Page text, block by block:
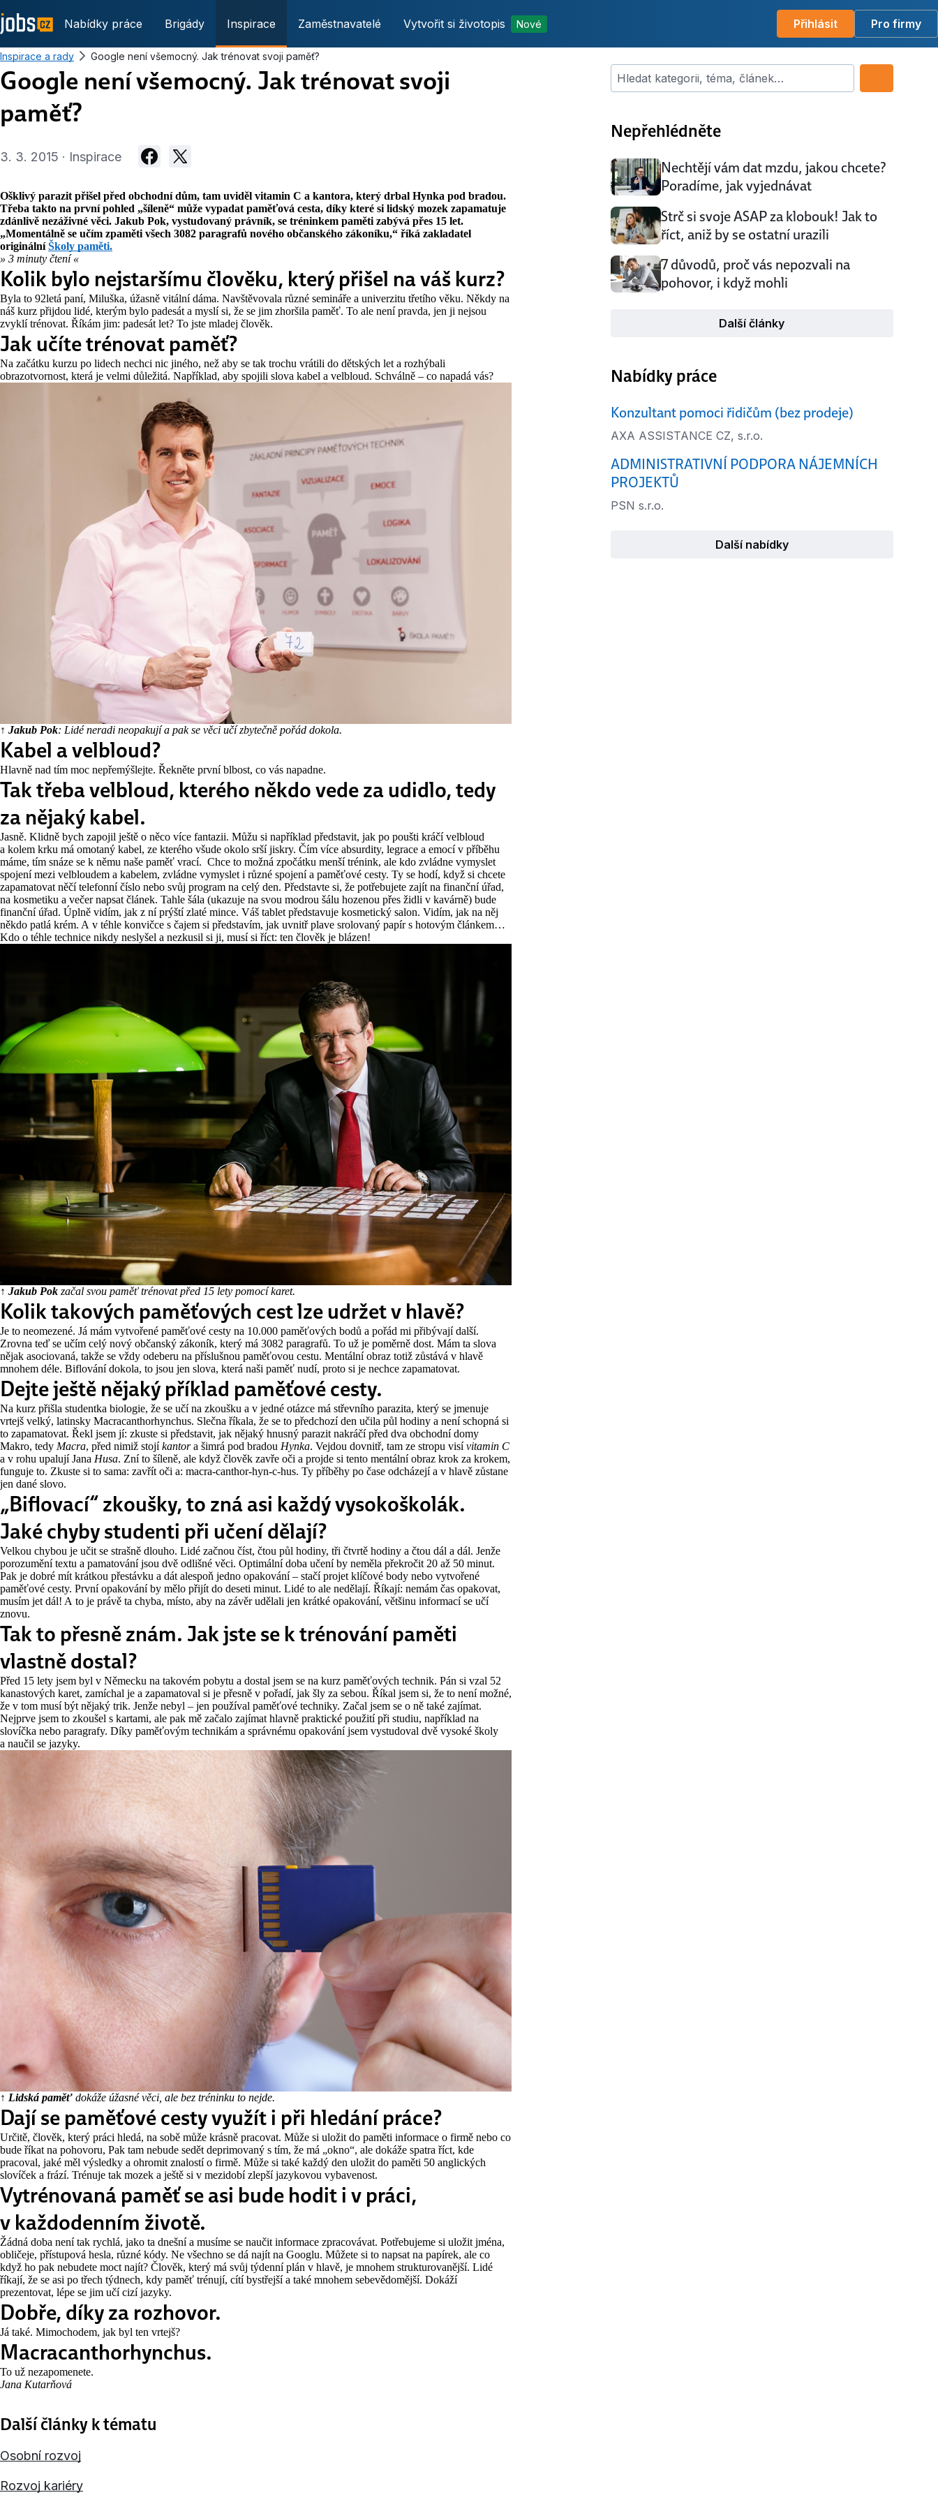
Nabídky práce Brigády Inspirace Zaměstnavatelé Vytvořit si životopis Nové Přihlásit Pro firmy
Inspirace a rady Google není všemocný. Jak trénovat svoji paměť?
Google není všemocný. Jak trénovat svoji
paměť?
3. 3. 2015 · Inspirace
Ošklivý parazit přišel před obchodní dům, tam uviděl vitamin C a kantora, který drbal Hynka pod bradou.
Třeba takto na první pohled „šíleně“ může vypadat paměťová cesta, díky které si lidský mozek zapamatuje
zdánlivě nezáživné věci. Jakub Pok, vystudovaný právník, se tréninkem paměti zabývá přes 15 let.
„Momentálně se učím zpaměti všech 3082 paragrafů nového občanského zákoníku,“ říká zakladatel
originálníŠkoly paměti.
» 3 minuty čtení «
Kolik bylo nejstaršímu člověku, který přišel na váš kurz?
Byla to 92letá paní, Miluška, úžasně vitální dáma. Navštěvovala různé semináře a univerzitu třetího věku. Někdy na
náš kurz přijdou lidé, kterým bylo padesát a myslí si, že se jim zhoršila paměť. To ale není pravda, jen ji nejsou
zvyklí trénovat. Říkám jim: padesát let? To jste mladej člověk.
Jak učíte trénovat paměť?
Na začátku kurzu po lidech nechci nic jiného, než aby se tak trochu vrátili do dětských let a rozhýbali
obrazotvornost, která je velmi důležitá. Například, aby spojili slova kabel a velbloud. Schválně – co napadá vás?
↑ Jakub Pok: Lidé neradi neopakují a pak se věci učí zbytečně pořád dokola.
Kabel a velbloud?
Hlavně nad tím moc nepřemýšlejte. Řekněte první blbost, co vás napadne.
Tak třeba velbloud, kterého někdo vede za udidlo, tedy
za nějaký kabel.
Jasně. Klidně bych zapojil ještě o něco více fantazii. Můžu si například představit, jak po poušti kráčí velbloud
a kolem krku má omotaný kabel, ze kterého všude okolo srší jiskry. Čím více absurdity, legrace a emocí v příběhu
máme, tím snáze se k němu naše paměť vrací. Chce to možná zpočátku menší trénink, ale kdo zvládne vymyslet
spojení mezi velbloudem a kabelem, zvládne vymyslet i různé spojení a paměťové cesty. Ty se hodí, když si chcete
zapamatovat něčí telefonní číslo nebo svůj program na celý den. Představte si, že potřebujete zajít na finanční úřad,
na kosmetiku a večer napsat článek. Tahle šála (ukazuje na svou modrou šálu hozenou přes židli v kavárně) bude
finanční úřad. Úplně vidím, jak z ní prýští zlaté mince. Váš tablet představuje kosmetický salon. Vidím, jak na něj
někdo patlá krém. A v téhle konvičce s čajem si představím, jak uvnitř plave srolovaný papír s hotovým článkem…
Kdo o téhle technice nikdy neslyšel a nezkusil si ji, musí si říct: ten člověk je blázen!
↑ Jakub Pok začal svou paměť trénovat před 15 lety pomocí karet.
Kolik takových paměťových cest lze udržet v hlavě?
Je to neomezené. Já mám vytvořené paměťové cesty na 10.000 paměťových bodů a pořád mi přibývají další.
Zrovna teď se učím celý nový občanský zákoník, který má 3082 paragrafů. To už je poměrně dost. Mám ta slova
nějak asociovaná, takže se vždy odeberu na příslušnou paměťovou cestu. Mentální obraz totiž zůstává v hlavě
mnohem déle. Biflování dokola, to jsou jen slova, která naši paměť nudí, proto si je nechce zapamatovat.
Dejte ještě nějaký příklad paměťové cesty.
Na kurz přišla studentka biologie, že se učí na zkoušku a v jedné otázce má střevního parazita, který se jmenuje
vrtejš velký, latinsky Macracanthorhynchus. Slečna říkala, že se to předchozí den učila půl hodiny a není schopná si
to zapamatovat. Řekl jsem jí: zkuste si představit, jak nějaký hnusný parazit nakráčí před dva obchodní domy
Makro, tedy Macra, před nimiž stojíkantora šimrá pod bradou Hynka. Vejdou dovnitř, tam ze stropu visívitamin C
a v rohu upalují Jana Husa. Zní to šíleně, ale když člověk zavře oči a projde si tento mentální obraz krok za krokem,
funguje to. Zkuste si to sama: zavřít oči a: macra-canthor-hyn-c-hus. Ty příběhy po čase odcházejí a v hlavě zůstane
jen dané slovo.
„Biflovací“ zkoušky, to zná asi každý vysokoškolák.
Jaké chyby studenti při učení dělají?
Velkou chybou je učit se strašně dlouho. Lidé začnou číst, čtou půl hodiny, tři čtvrtě hodiny a čtou dál a dál. Jenže
porozumění textu a pamatování jsou dvě odlišné věci. Optimální doba učení by neměla překročit 20 až 50 minut.
Pak je dobré mít krátkou přestávku a dát alespoň jedno opakování – stačí projet klíčové body nebo vytvořené
paměťové cesty. První opakování by mělo přijít do deseti minut. Lidé to ale nedělají. Říkají: nemám čas opakovat,
musím jet dál! A to je právě ta chyba, místo, aby na závěr udělali jen krátké opakování, většinu informací se učí
znovu.
Tak to přesně znám. Jak jste se k trénování paměti
vlastně dostal?
Před 15 lety jsem byl v Německu na takovém pobytu a dostal jsem se na kurz paměťových technik. Pán si vzal 52
kanastových karet, zamíchal je a zapamatoval si je přesně v pořadí, jak šly za sebou. Říkal jsem si, že to není možné,
že v tom musí být nějaký trik. Jenže nebyl – jen používal paměťové techniky. Začal jsem se o ně také zajímat.
Nejprve jsem to zkoušel s kartami, ale pak mě začalo zajímat hlavně praktické použití při studiu, například na
slovíčka nebo paragrafy. Díky paměťovým technikám a správnému opakování jsem vystudoval dvě vysoké školy
a naučil se jazyky.
↑ Lidská paměť dokáže úžasné věci, ale bez tréninku to nejde.
Dají se paměťové cesty využít i při hledání práce?
Určitě, člověk, který práci hledá, na sobě může krásně pracovat. Může si uložit do paměti informace o firmě nebo co
bude říkat na pohovoru, Pak tam nebude sedět deprimovaný s tím, že má „okno“, ale dokáže spatra říct, kde
pracoval, jaké měl výsledky a ohromit znalostí o firmě. Může si také každý den uložit do paměti 50 anglických
slovíček a frází. Trénuje tak mozek a ještě si v mezidobí zlepší jazykovou vybavenost.
Vytrénovaná paměť se asi bude hodit i v práci,
v každodenním životě.
Žádná doba není tak rychlá, jako ta dnešní a musíme se naučit informace zpracovávat. Potřebujeme si uložit jména,
obličeje, přístupová hesla, různé kódy. Ne všechno se dá najít na Googlu. Můžete si to napsat na papírek, ale co
když ho pak nebudete moct najít? Člověk, který má svůj týdenní plán v hlavě, je mnohem strukturovanější. Lidé
říkají, že se asi po třech týdnech, kdy paměť trénují, cítí bystřejší a také mnohem sebevědomější. Dokáží
prezentovat, lépe se jim učí cizí jazyky.
Dobře, díky za rozhovor.
Já také. Mimochodem, jak byl ten vrtejš?
Macracanthorhynchus.
To už nezapomenete.
Jana Kutarňová
Další články k tématu
Osobní rozvoj
Rozvoj kariéry
Hledat kategorii, téma, článek…
Nepřehlédněte
Nechtějí vám dat mzdu, jakou chcete?
Poradíme, jak vyjednávat
Strč si svoje ASAP za klobouk! Jak to
říct, aniž by se ostatní urazili
7 důvodů, proč vás nepozvali na
pohovor, i když mohli
Další články
Nabídky práce
Konzultant pomoci řidičům (bez prodeje)
AXA ASSISTANCE CZ, s.r.o.
ADMINISTRATIVNÍ PODPORA NÁJEMNÍCH
PROJEKTŮ
PSN s.r.o.
Další nabídky